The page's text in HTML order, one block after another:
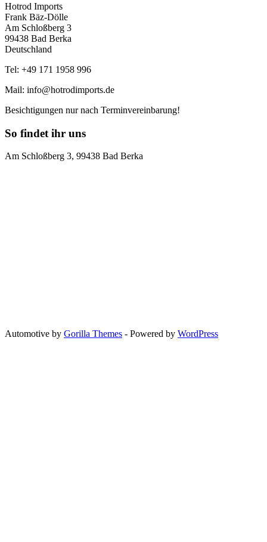
Hotrod Imports
Frank Bäz-Dölle
Am Schloßberg 3
99438 Bad Berka
Deutschland
Tel: +49 171 1958 996
Mail: info@hotrodimports.de
Besichtigungen nur nach Terminvereinbarung!
So findet ihr uns
Am Schloßberg 3, 99438 Bad Berka
Automotive by Gorilla Themes - Powered by WordPress